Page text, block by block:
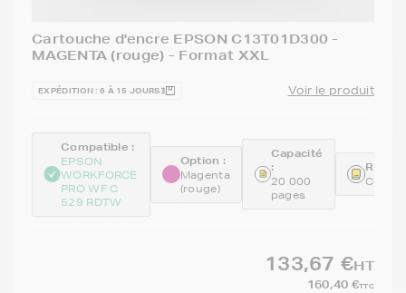
Cartouche d'encre EPSON C13T01D300 -
MAGENTA (rouge) - Format XXL
EXPÉDITION : 6 À 15 JOURS Voir le produit
Compatible :
EPSON
WORKFORCE
PRO WF C
529 RDTW
Option :
Magenta
(rouge)
Capacité
:
20 000
pages
133,67 €HT
160,40 €TTC